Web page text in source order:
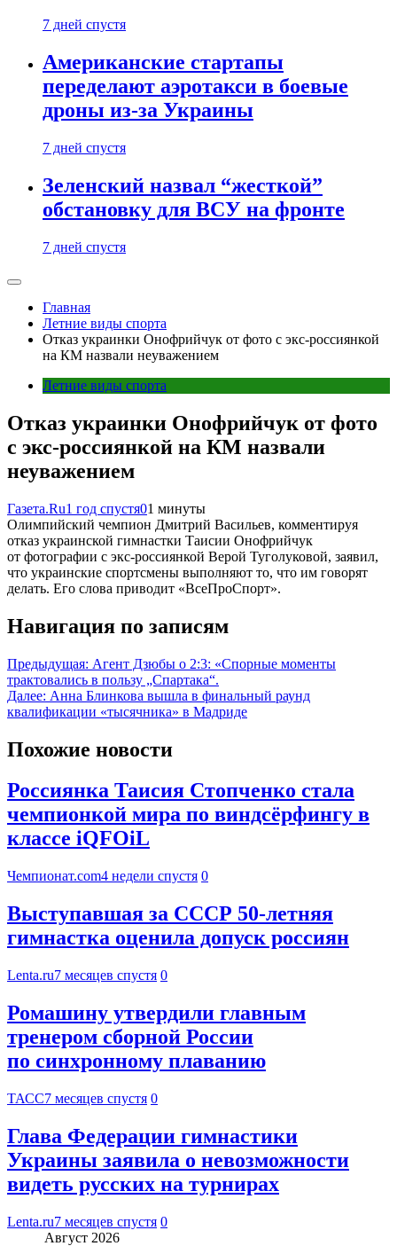
7 дней спустя
Американские стартапы
переделают аэротакси в боевые
дроны из-за Украины
7 дней спустя
Зеленский назвал “жесткой”
обстановку для ВСУ на фронте
7 дней спустя
Главная
Летние виды спорта
Отказ украинки Онофрийчук от фото с экс-россиянкой
на КМ назвали неуважением
Летние виды спорта
Отказ украинки Онофрийчук от фото
с экс-россиянкой на КМ назвали
неуважением
Газета.Ru1 год спустя01 минуты
Олимпийский чемпион Дмитрий Васильев, комментируя
отказ украинской гимнастки Таисии Онофрийчук
от фотографии с экс-россиянкой Верой Туголуковой, заявил,
что украинские спортсмены выполняют то, что им говорят
делать. Его слова приводит «ВсеПроСпорт».
Навигация по записям
Предыдущая: Агент Дзюбы о 2:3: «Спорные моменты
трактовались в пользу „Спартака“.
Далее: Анна Блинкова вышла в финальный раунд
квалификации «тысячника» в Мадриде
Похожие новости
Россиянка Таисия Стопченко стала
чемпионкой мира по виндсёрфингу в
классе iQFOiL
Чемпионат.com4 недели спустя 0
Выступавшая за СССР 50-летняя
гимнастка оценила допуск россиян
Lenta.ru7 месяцев спустя 0
Ромашину утвердили главным
тренером сборной России
по синхронному плаванию
ТАСС7 месяцев спустя 0
Глава Федерации гимнастики
Украины заявила о невозможности
видеть русских на турнирах
Lenta.ru7 месяцев спустя 0
Август 2026